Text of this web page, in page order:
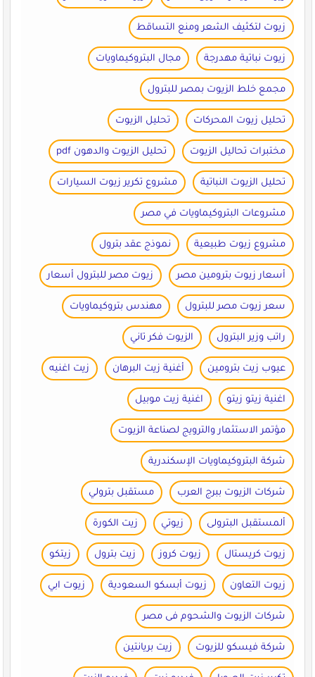
زيوت لتكثيف الشعر ومنع التساقط
زيوت نباتية مهدرجة مجال البتروكيماويات
مجمع خلط الزيوت بمصر للبترول
تحليل زيوت المحركات تحليل الزيوت
مختبرات تحاليل الزيوت تحليل الزيوت والدهون pdf
تحليل الزيوت النباتية مشروع تكرير زيوت السيارات
مشروعات البتروكيماويات في مصر
مشروع زيوت طبيعية نموذج عقد بترول
أسعار زيوت بترومين مصر زيوت مصر للبترول أسعار
سعر زيوت مصر للبترول مهندس بتروكيماويات
راتب وزير البترول الزيوت فكر تاني
عيوب زيت بترومين أغنية زيت البرهان زيت اغنيه
اغنية زيتو زيتو اغنية زيت موبيل
مؤتمر الاستثمار والترويج لصناعة الزيوت
شركة البتروكيماويات الإسكندرية
شركات الزيوت ببرج العرب مستقبل بترولي
ألمستقبل البترولى زيوتي زيت الكورة
زيوت كريستال زيوت كروز زيت بترول زيتكو
زيوت التعاون زيوت أبسكو السعودية زيوت ابي
شركات الزيوت والشحوم فى مصر
شركة فيسكو للزيوت زيت بريانتين